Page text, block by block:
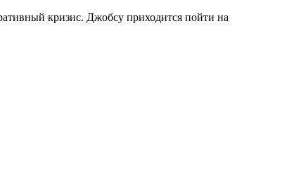
кризис. Джобсу приходится пойти на